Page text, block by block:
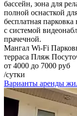
бассейн, зона для
полной оснасткой
бесплатная
с системой
прачечной.
Мангал Wi-Fi
терраса Пляж
от 4000 до 7000 руб
/сутки
Варианты аренды